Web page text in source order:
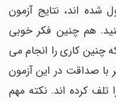
شده اند، نتایج آزمون
هم چنین فکر خوبی
چنین کاری را انجام می
با صداقت در این آزمون
کرده اند. نکته مهم